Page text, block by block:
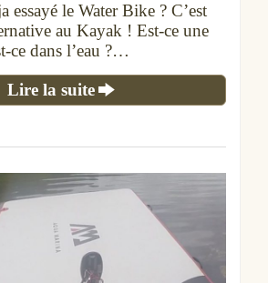
essayé le Water Bike ? C’est
au Kayak ! Est-ce une
ce dans l’eau ?…
Lire la suite